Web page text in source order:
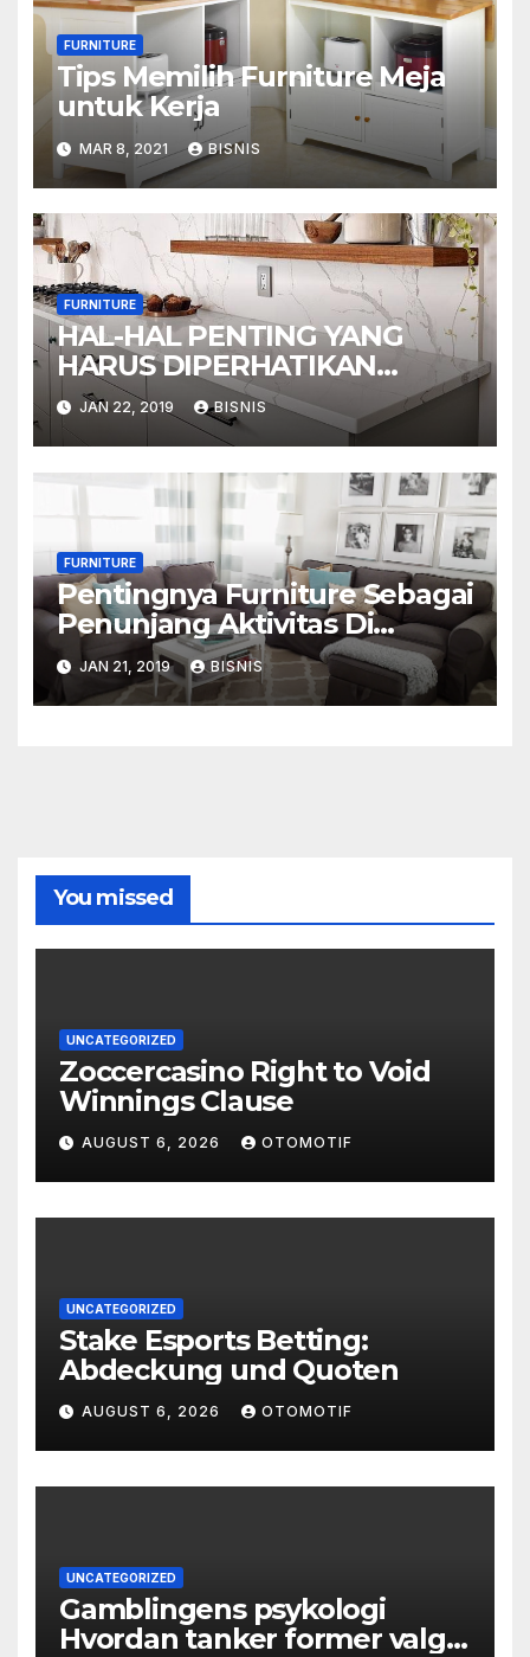
FURNITURE
Tips Memilih Furniture Meja
untuk Kerja
MAR 8, 2021 BISNIS
FURNITURE
HAL-HAL PENTING YANG
HARUS DIPERHATIKAN
MELIPUTI:
JAN 22, 2019 BISNIS
FURNITURE
Pentingnya Furniture Sebagai
Penunjang Aktivitas Di
Rumah Anda
JAN 21, 2019 BISNIS
You missed
UNCATEGORIZED
Zoccercasino Right to Void
Winnings Clause
AUGUST 6, 2026 OTOMOTIF
UNCATEGORIZED
Stake Esports Betting:
Abdeckung und Quoten
AUGUST 6, 2026 OTOMOTIF
UNCATEGORIZED
Gamblingens psykologi
Hvordan tanker former valg